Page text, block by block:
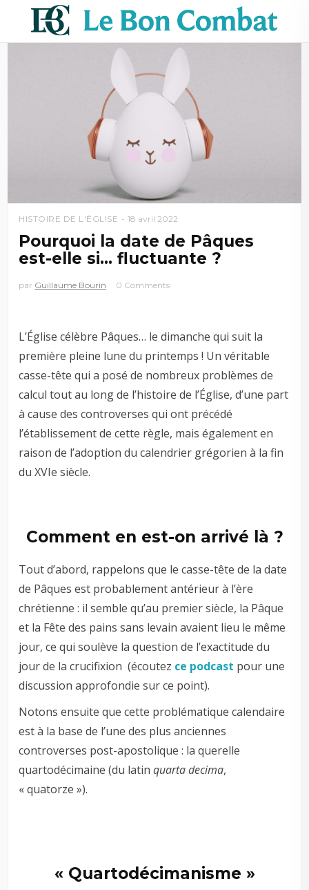
HISTOIRE DE L'ÉGLISE 18 avril 2022
Pourquoi la date de Pâques
est-elle si… fluctuante ?
par Guillaume Bourin 0 Comments
L’Église célèbre Pâques… le dimanche qui suit la
première pleine lune du printemps ! Un véritable
casse-tête qui a posé de nombreux problèmes de
calcul tout au long de l’histoire de l’Église, d’une part
à cause des controverses qui ont précédé
l’établissement de cette règle, mais également en
raison de l’adoption du calendrier grégorien à la fin
du XVIe siècle.
Comment en est-on arrivé là ?
Tout d’abord, rappelons que le casse-tête de la date
de Pâques est probablement antérieur à l’ère
chrétienne : il semble qu’au premier siècle, la Pâque
et la Fête des pains sans levain avaient lieu le même
jour, ce qui soulève la question de l’exactitude du
jour de la crucifixion (écoutez ce podcast pour une
discussion approfondie sur ce point).
Notons ensuite que cette problématique calendaire
est à la base de l’une des plus anciennes
controverses post-apostolique : la querelle
quartodécimaine (du latinquarta decima,
« quatorze »).
« Quartodécimanisme »